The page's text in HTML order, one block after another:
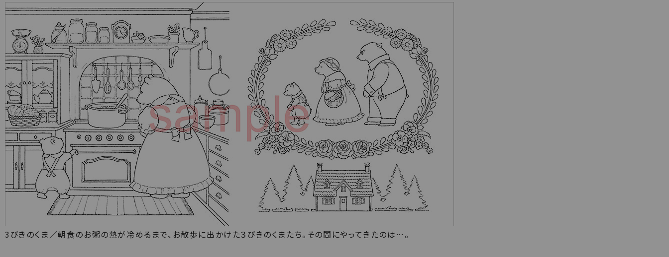
3びきのくま／朝食のお粥の熱が冷めるまで、お散歩に出かけた３びきのくまたち。その間にやってきたのは…。